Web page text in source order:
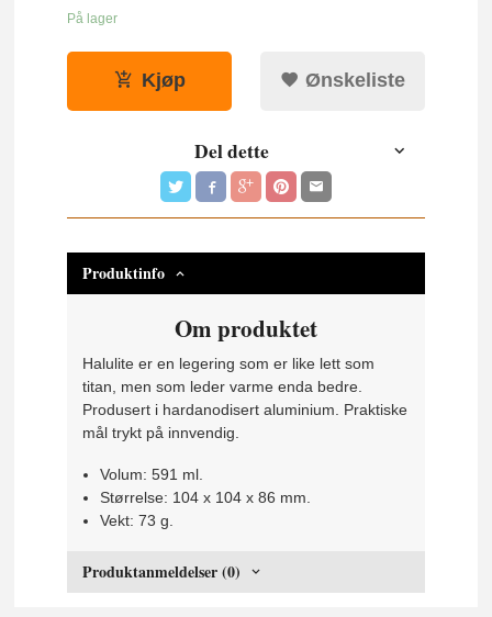
På lager
Kjøp Ønskeliste
Del dette
Produktinfo
Om produktet
Halulite er en legering som er like lett som
titan, men som leder varme enda bedre.
Produsert i hardanodisert aluminium. Praktiske
mål trykt på innvendig.
Volum: 591 ml.
Størrelse: 104 x 104 x 86 mm.
Vekt: 73 g.
Produktanmeldelser (0)